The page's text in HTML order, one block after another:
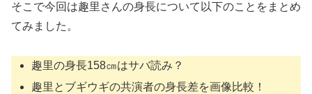
そこで今回は趣里さんの身長について以下のことをまとめ
てみました。
趣里の身長158㎝はサバ読み？
趣里とブギウギの共演者の身長差を画像比較！